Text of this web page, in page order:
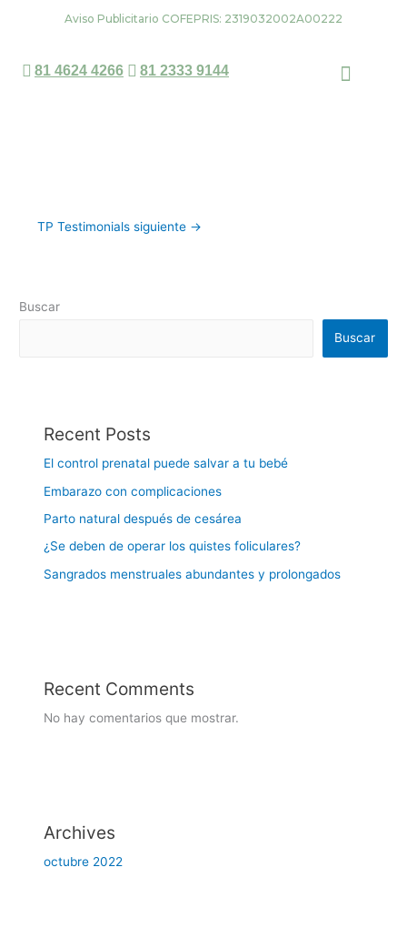
Aviso Publicitario COFEPRIS: 2319032002A00222
81 4624 4266 81 2333 9144
TP Testimonials siguiente →
Buscar
Buscar
Recent Posts
El control prenatal puede salvar a tu bebé
Embarazo con complicaciones
Parto natural después de cesárea
¿Se deben de operar los quistes foliculares?
Sangrados menstruales abundantes y prolongados
Recent Comments
No hay comentarios que mostrar.
Archives
octubre 2022